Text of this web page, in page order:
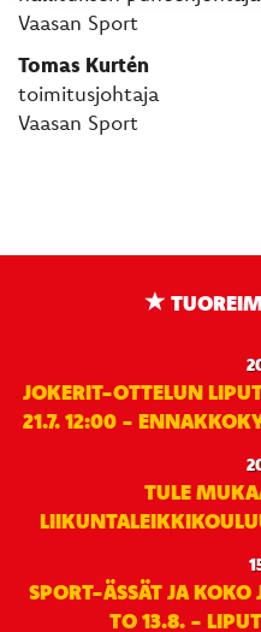
Vaasan Sport
Tomas Kurtén
toimitusjohtaja
Vaasan Sport
JOKERIT-OTTELUN
21.7. 12:00 -
TULE
SPORT-ÄSSÄT JA
TO 13.8. -